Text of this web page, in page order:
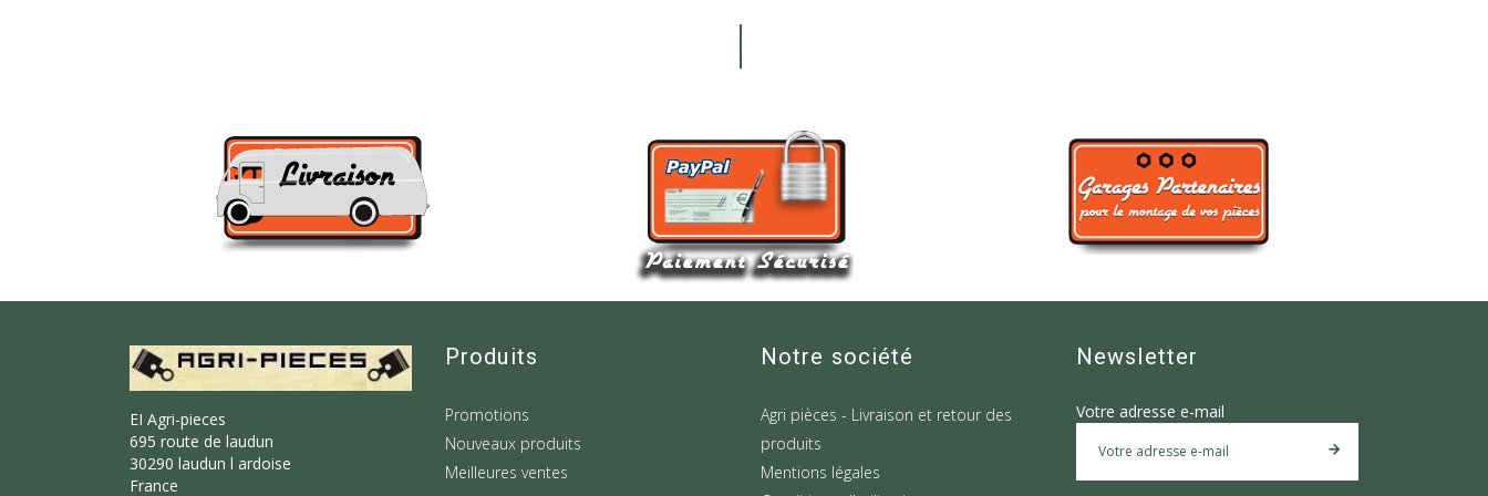
EI Agri-pieces
695 route de laudun
30290 laudun l ardoise
France
Produits
Promotions
Nouveaux produits
Meilleures ventes
Notre société
Agri pièces - Livraison et retour des
produits
Mentions légales
Newsletter
Votre adresse e-mail